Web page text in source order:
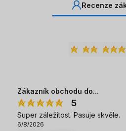
Recenze
Zákazník obchodu do...
5
Super záležitost. Pasuje skvěle.
6/8/2026